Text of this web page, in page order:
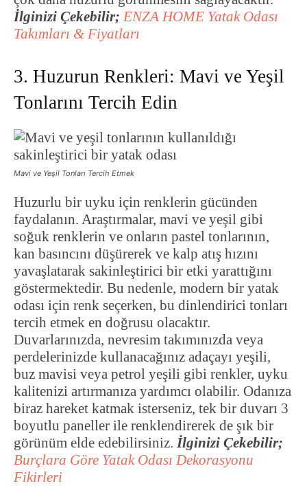
İlginizi Çekebilir; ENZA HOME Yatak Odası
Takımları & Fiyatları
3. Huzurun Renkleri: Mavi ve Yeşil
Tonlarını Tercih Edin
Mavi ve Yeşil Tonları Tercih Etmek
Huzurlu bir uyku için renklerin gücünden
faydalanın. Araştırmalar, mavi ve yeşil gibi
soğuk renklerin ve onların pastel tonlarının,
kan basıncını düşürerek ve kalp atış hızını
yavaşlatarak sakinleştirici bir etki yarattığını
göstermektedir. Bu nedenle, modern bir yatak
odası için renk seçerken, bu dinlendirici tonları
tercih etmek en doğrusu olacaktır.
Duvarlarınızda, nevresim takımınızda veya
perdelerinizde kullanacağınız adaçayı yeşili,
buz mavisi veya petrol yeşili gibi renkler, uyku
kalitenizi artırmanıza yardımcı olabilir. Odanıza
biraz hareket katmak isterseniz, tek bir duvarı 3
boyutlu paneller ile renklendirerek de şık bir
görünüm elde edebilirsiniz. İlginizi Çekebilir;
Burçlara Göre Yatak Odası Dekorasyonu
Fikirleri